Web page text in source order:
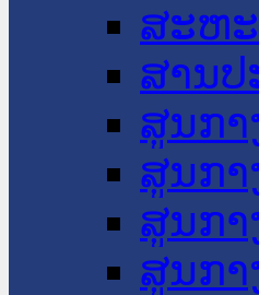
ສະຫ
ສານ
ສູນກ
ສູນກາ
ສູນກ
ສູນກ